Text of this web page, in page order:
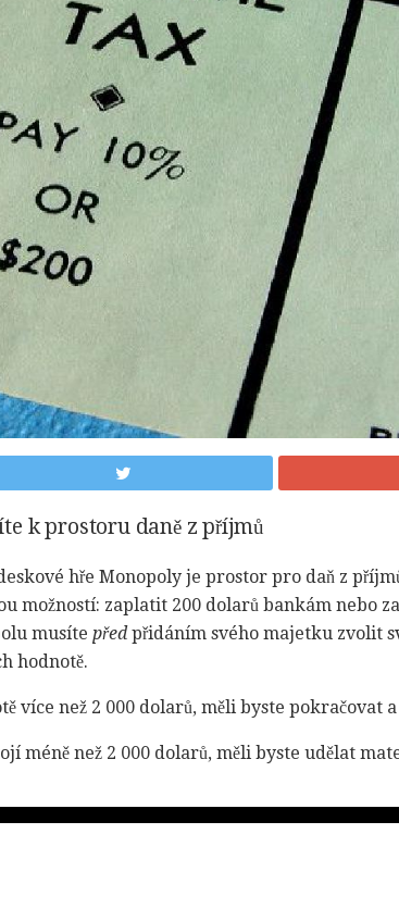
k prostoru daně z příjmů
hře Monopoly je prostor pro daň z
možností: zaplatit 200 dolarů bankám nebo
musíte předpřidáním svého majetku zvolit
hodnotě.
více než 2 000 dolarů, měli byste pokračovat
méně než 2 000 dolarů, měli byste udělat